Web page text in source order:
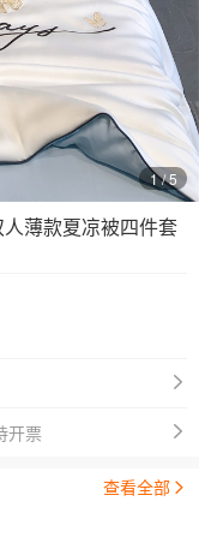
1 / 5
薄款夏凉被四件套
开票
查看全部